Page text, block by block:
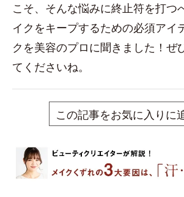
こそ、そんな悩みに終止符を打つ
イクをキープするための必須アイ
クを美容のプロに聞きました！ぜ
てくださいね。
この記事をお気に入りに